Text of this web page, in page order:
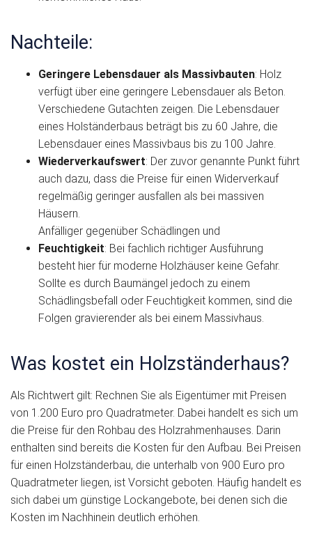
Nachteile:
Geringere Lebensdauer als Massivbauten: Holz
verfügt über eine geringere Lebensdauer als Beton.
Verschiedene Gutachten zeigen. Die Lebensdauer
eines Holständerbaus beträgt bis zu 60 Jahre, die
Lebensdauer eines Massivbaus bis zu 100 Jahre.
Wiederverkaufswert: Der zuvor genannte Punkt führt
auch dazu, dass die Preise für einen Widerverkauf
regelmäßig geringer ausfallen als bei massiven
Häusern.
Anfälliger gegenüber Schädlingen und
Feuchtigkeit: Bei fachlich richtiger Ausführung
besteht hier für moderne Holzhäuser keine Gefahr.
Sollte es durch Baumängel jedoch zu einem
Schädlingsbefall oder Feuchtigkeit kommen, sind die
Folgen gravierender als bei einem Massivhaus.
Was kostet ein Holzständerhaus?
Als Richtwert gilt: Rechnen Sie als Eigentümer mit Preisen
von 1.200 Euro pro Quadratmeter. Dabei handelt es sich um
die Preise für den Rohbau des Holzrahmenhauses. Darin
enthalten sind bereits die Kosten für den Aufbau. Bei Preisen
für einen Holzständerbau, die unterhalb von 900 Euro pro
Quadratmeter liegen, ist Vorsicht geboten. Häufig handelt es
sich dabei um günstige Lockangebote, bei denen sich die
Kosten im Nachhinein deutlich erhöhen.